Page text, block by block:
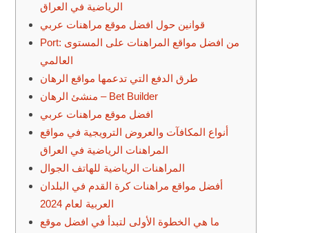
الرياضية في العراق
قوانين حول افضل موقع مراهنات عربي
Port: من افضل مواقع المراهنات على المستوى
العالمي
طرق الدفع التي تدعمها مواقع الرهان
منشئ الرهان – Bet Builder
افضل موقع مراهنات عربي
أنواع المكافآت والعروض الترويجية في مواقع
المراهنات الرياضية في العراق
المراهنات الرياضية للهاتف الجوال
أفضل مواقع مراهنات كرة القدم في البلدان
العربية لعام 2024
ما هي الخطوة الأولى لتبدأ في افضل موقع